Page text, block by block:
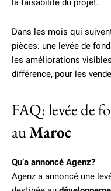
la faisabilité du projet.
Dans les mois qui
pièces: une levée de
les améliorations
différence, pour les
FAQ: levée de
auMaroc
Qu’a annoncé Agenz?
Agenz a annoncé une